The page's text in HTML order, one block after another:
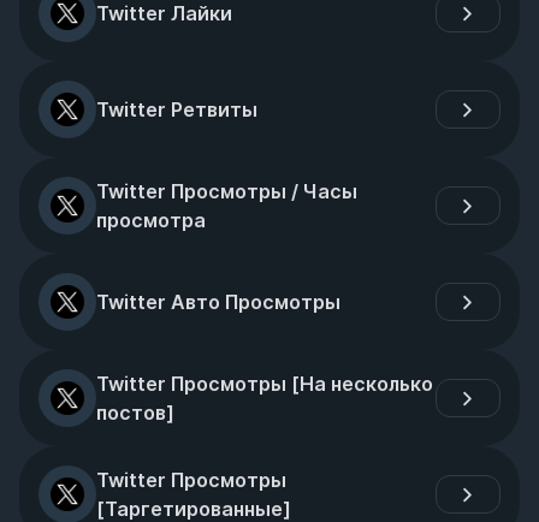
Twitter Лайки
Twitter Ретвиты
Twitter Просмотры / Часы
просмотра
Twitter Авто Просмотры
Twitter Просмотры [На несколько
постов]
Twitter Просмотры
[Таргетированные]